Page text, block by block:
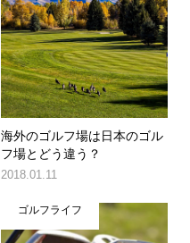
海外のゴルフ場は日本のゴル
フ場とどう違う？
2018.01.11
ゴルフライフ